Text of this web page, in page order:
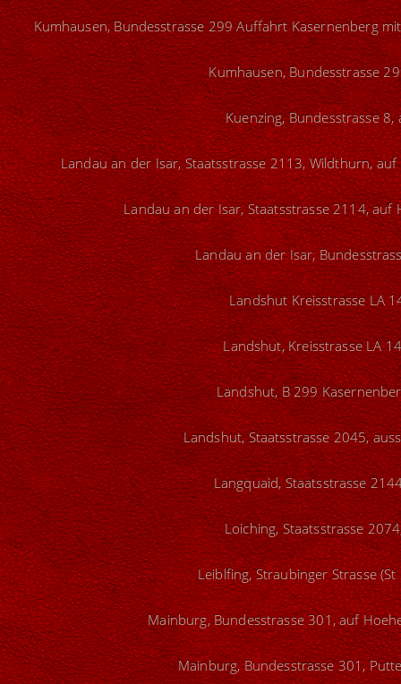
Kumhausen, Bundesstrasse 299 Auffahrt Kasernenberg
Kumhausen, Bundesstrasse
Kuenzing, Bundesstrasse
Landau an der Isar, Staatsstrasse 2113, Wildthurn,
Landau an der Isar, Staatsstrasse 2114,
Landau an der Isar,
Landshut Kreisstrasse LA
Landshut, Kreisstrasse LA
Landshut, B 299
Landshut, Staatsstrasse 2045,
Langquaid, Staatsstrasse
Loiching, Staatsstrasse
Leiblfing, Straubinger Strasse
Mainburg, Bundesstrasse 301, auf
Mainburg, Bundesstrasse 301,